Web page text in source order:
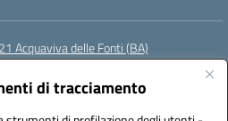
di tracciamento
Acquaviva delle Fonti (BA)
baic89400e@pec.istruzione.it